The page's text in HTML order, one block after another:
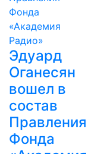
Эдуард
Оганесян
вошел в
состав
Правления
Фонда